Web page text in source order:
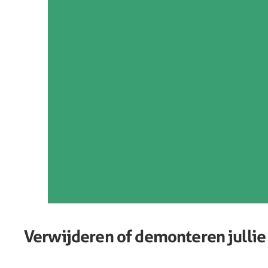
Verwijderen of demonteren jullie